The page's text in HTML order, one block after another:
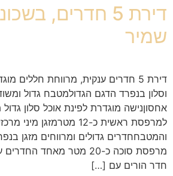
דירת 5 חדרים,
שמיר
דירת 5 חדרים ענקית, מרווחת
וסלון בנפרד הדגם הגדולמטבח גדול
אחסוןנישה מוגדרת לפינת אוכל סלון
למרפסת ראשית כ-12 מטרמזגן
והמטבחחדרים גדולים ומרווחים מזגן
מרפסת סוכה כ-20 מטר מאחד
חדר הורים עם […]